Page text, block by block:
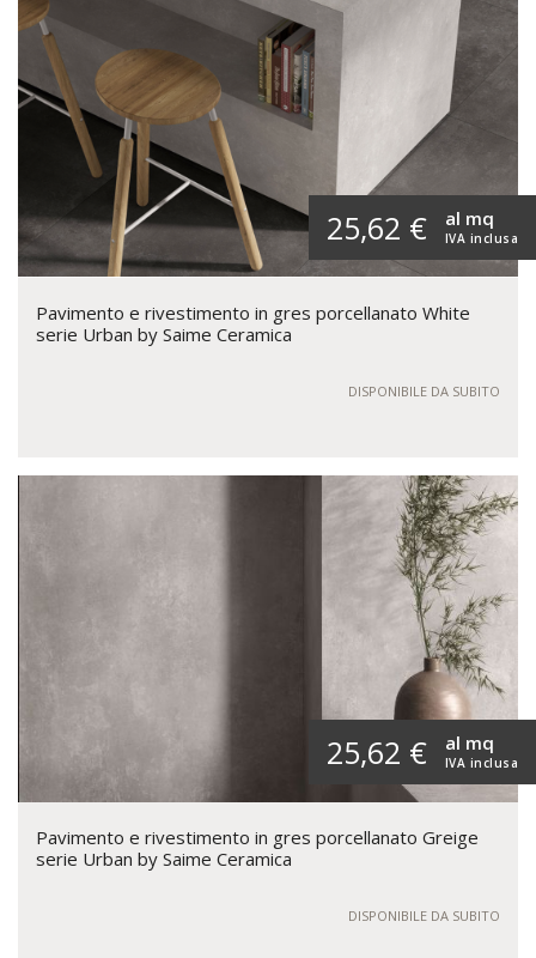
25,62 € IVA inclusa
al mq
Pavimento e rivestimento in gres porcellanato White
serie Urban by Saime Ceramica
DISPONIBILE DA SUBITO
25,62 € IVA inclusa
al mq
Pavimento e rivestimento in gres porcellanato Greige
serie Urban by Saime Ceramica
DISPONIBILE DA SUBITO